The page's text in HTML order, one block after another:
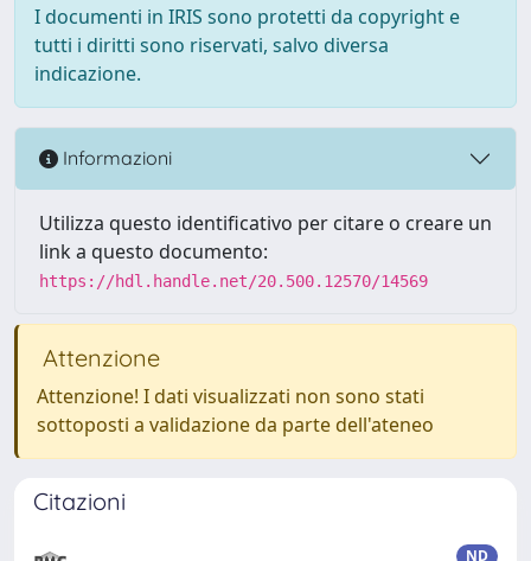
I documenti in IRIS sono protetti da copyright e
tutti i diritti sono riservati, salvo diversa
indicazione.
Informazioni
Utilizza questo identificativo per citare o creare un
link a questo documento:
https://hdl.handle.net/20.500.12570/14569
Attenzione
Attenzione! I dati visualizzati non sono stati
sottoposti a validazione da parte dell'ateneo
Citazioni
ND